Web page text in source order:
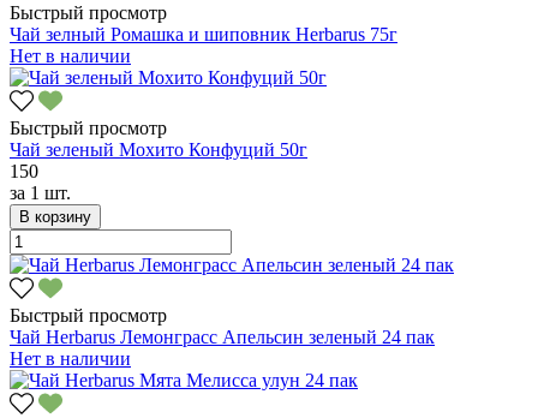
Быстрый просмотр
Чай зелный Ромашка и шиповник Herbarus 75г
Нет в наличии
Быстрый просмотр
Чай зеленый Мохито Конфуций 50г
150
за 1 шт.
В корзину
Быстрый просмотр
Чай Herbarus Лемонграсс Апельсин зеленый 24 пак
Нет в наличии